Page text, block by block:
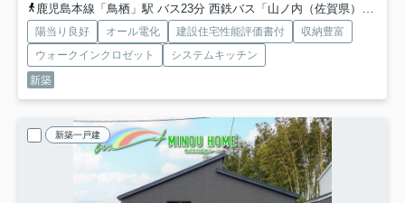
鹿児島本線「鳥栖」駅 バス23分 西鉄バス「山ノ内（佐賀県）」 停歩3分
陽当り良好 オール電化 建設住宅性能評価書付
収納豊富
ウォークインクロゼット
システムキッチン
新築
新築一戸建